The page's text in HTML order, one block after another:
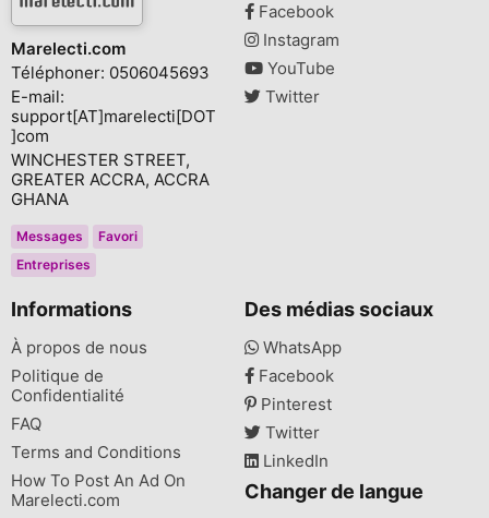
Marelecti.com
Téléphoner: 0506045693
E-mail:
support[AT]marelecti[DOT
]com
WINCHESTER STREET,
GREATER ACCRA, ACCRA
GHANA
Messages
Favori
Entreprises
Facebook
Instagram
YouTube
Twitter
Informations
À propos de nous
Politique de
Confidentialité
FAQ
Terms and Conditions
How To Post An Ad On
Marelecti.com
Des médias sociaux
WhatsApp
Facebook
Pinterest
Twitter
LinkedIn
Changer de langue